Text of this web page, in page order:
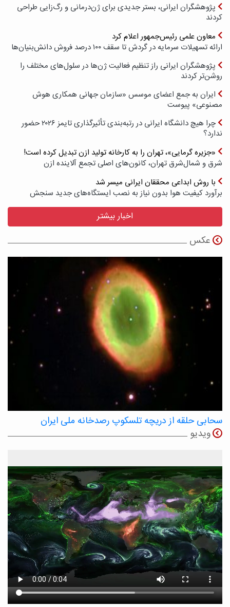
پژوهشگران ایرانی، بستر جدیدی برای ژن‌درمانی و رگ‌زایی طراحی
کردند
معاون علمی رئیس‌جمهور اعلام کرد
ارائه تسهیلات سرمایه در گردش تا سقف ۱۰۰ درصد فروش دانش‌بنیان‌ها
پژوهشگران ایرانی راز تنظیم فعالیت ژن‌ها در سلول‌های مختلف را
روشن‌تر کردند
ایران به جمع اعضای موسس «سازمان جهانی همکاری هوش
مصنوعی» پیوست
چرا هیچ دانشگاه ایرانی در رتبه‌بندی تأثیرگذاری تایمز ۲۰۲۶ حضور
ندارد؟
«جزیره گرمایی»، تهران را به کارخانه تولید ازن تبدیل کرده است!
شرق و شمال‌شرق تهران، کانون‌های اصلی تجمع آلاینده ازن
با روش ابداعی محققان ایرانی میسر شد
برآورد کیفیت هوا بدون نیاز به نصب ایستگاه‌های جدید سنجش
اخبار بیشتر
عکس
سحابی حلقه از دریچه تلسکوپ رصدخانه ملی ایران
ویدیو